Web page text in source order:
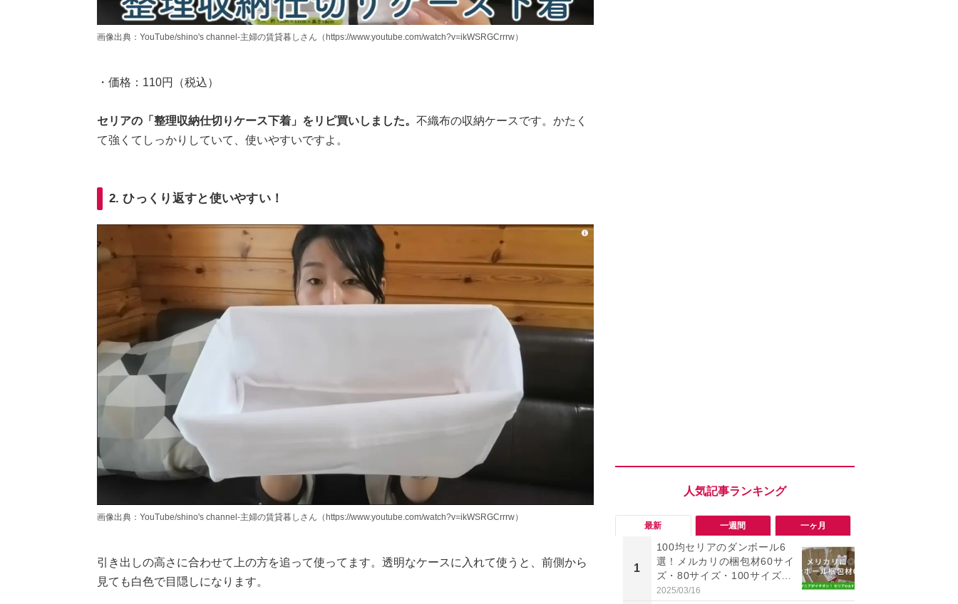
画像出典：YouTube/shino's channel-主婦の賃貸暮しさん（https://www.youtube.com/watch?v=ikWSRGCrrrw）
・価格：110円（税込）
セリアの「整理収納仕切りケース下着」をリピ買いしました。 不織布の収納ケースです。かたく
て強くてしっかりしていて、使いやすいですよ。
2. ひっくり返すと使いやすい！
画像出典：YouTube/shino's channel-主婦の賃貸暮しさん（https://www.youtube.com/watch?v=ikWSRGCrrrw）
引き出しの高さに合わせて上の方を追って使ってます。透明なケースに入れて使うと、前側から
見ても白色で目隠しになります。
最新 一週間 一ヶ月
1
100均セリアのダンボール6
選！メルカリの梱包材60サイ
ズ・80サイズ・100サイズに
も対応、収納にも便利
2025/03/16